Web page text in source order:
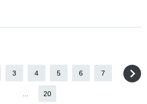
3 4 5 6 7
20